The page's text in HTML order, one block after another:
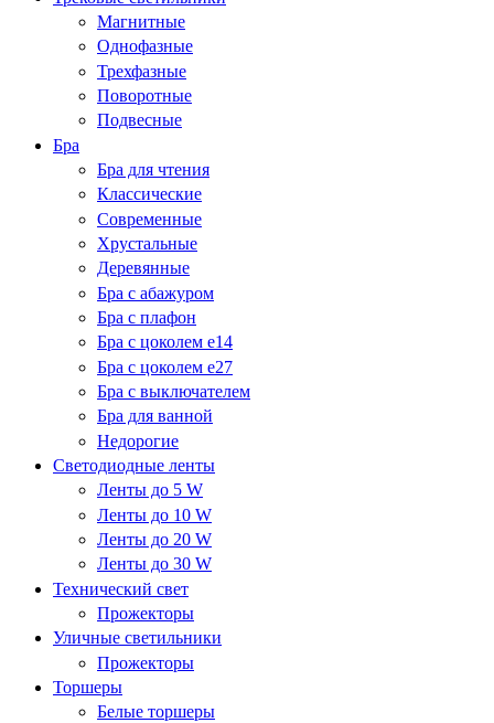
Магнитные
Однофазные
Трехфазные
Поворотные
Подвесные
Бра
Бра для чтения
Классические
Современные
Хрустальные
Деревянные
Бра с абажуром
Бра с плафон
Бра с цоколем e14
Бра с цоколем e27
Бра с выключателем
Бра для ванной
Недорогие
Светодиодные ленты
Ленты до 5 W
Ленты до 10 W
Ленты до 20 W
Ленты до 30 W
Технический свет
Прожекторы
Уличные светильники
Прожекторы
Торшеры
Белые торшеры